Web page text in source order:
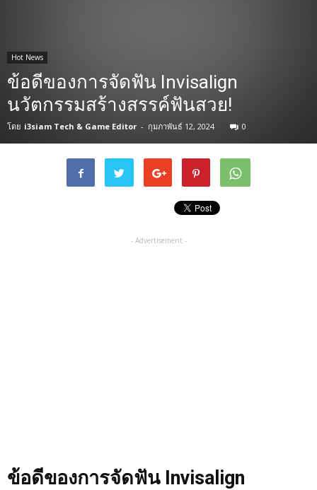
Hot News
ข้อดีของการจัดฟัน Invisalign
นวัตกรรมสร้างสรรค์ฟันสวย!
โดย i3siam Tech & Game Editor - กุมภาพันธ์ 12, 2024 0
- Advertisement -
ข้อดีของการจัดฟัน Invisalign